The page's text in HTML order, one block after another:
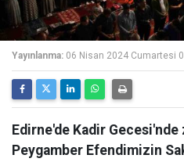
Yayınlanma: 06 Nisan 2024 Cumartesi
Edirne'de Kadir Gecesi'nde
Peygamber Efendimizin